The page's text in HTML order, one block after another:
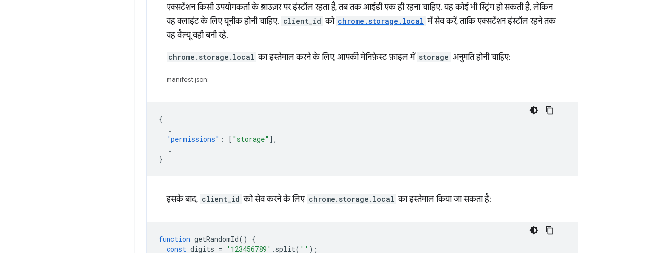
एक्सटेंशन किसी उपयोगकर्ता के ब्राउज़र पर इंस्टॉल रहता है, तब तक आईडी एक ही रहना चाहिए. यह कोई भी स्ट्रिंग हो सकती है, लेकिन
यह क्लाइंट के लिए यूनीक होनी चाहिए. client_id को chrome.storage.local में सेव करें, ताकि एक्सटेंशन इंस्टॉल रहने तक
यह वैल्यू वही बनी रहे.
chrome.storage.local का इस्तेमाल करने के लिए, आपकी मेनिफ़ेस्ट फ़ाइल में storage अनुमति होनी चाहिए:
manifest.json:
{
…
"permissions" : [ "storage" ],
…
}
इसके बाद, client_id को सेव करने के लिए chrome.storage.local का इस्तेमाल किया जा सकता है:
function getRandomId()
{
const digits = '123456789' . split( '' );